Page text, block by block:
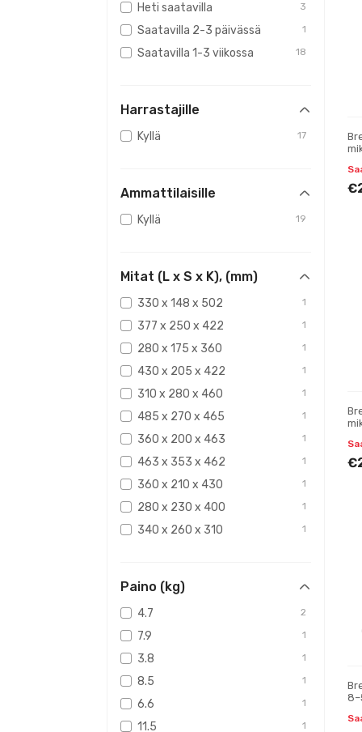
Heti saatavilla 3
Saatavilla 2-3 päivässä 1
Saatavilla 1-3 viikossa 18
Harrastajille
Kyllä 17
Ammattilaisille
Kyllä 19
Mitat (L x S x K), (mm)
330 x 148 x 502 1
377 x 250 x 422 1
280 x 175 x 360 1
430 x 205 x 422 1
310 x 280 x 460 1
485 x 270 x 465 1
360 x 200 x 463 1
463 x 353 x 462 1
360 x 210 x 430 1
280 x 230 x 400 1
340 x 260 x 310 1
225 x 148 x 445
300 x 150 x 430
Paino (kg)
4.7 2
7.9 1
3.8 1
8.5 1
6.6 1
11.5 1